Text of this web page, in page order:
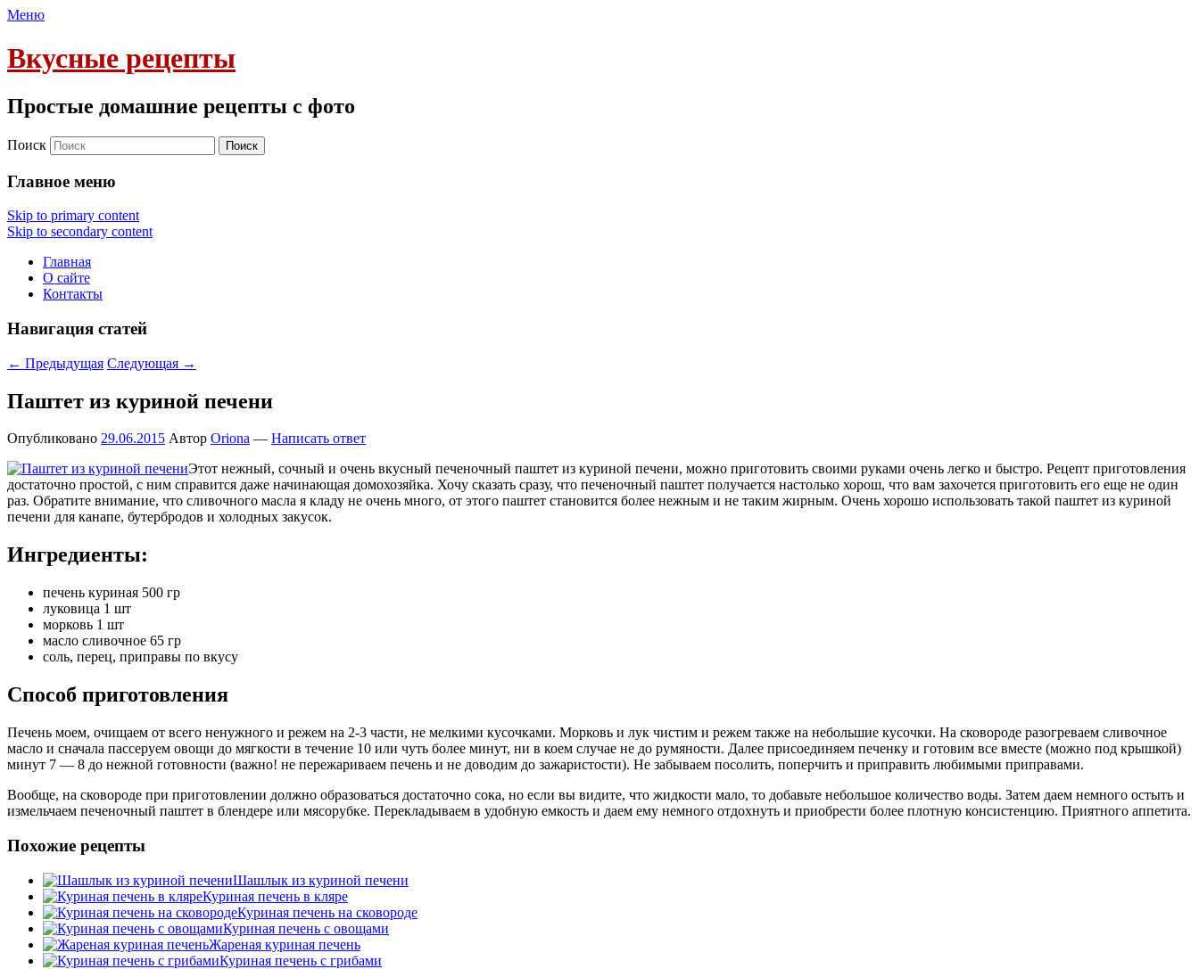
Меню
Вкусные рецепты
Простые домашние рецепты с фото
Поиск
Главное меню
Skip to primary content
Skip to secondary content
Главная
О сайте
Контакты
Навигация статей
← Предыдущая Следующая →
Паштет из куриной печени
Опубликовано 29.06.2015 Автор Oriona — Написать ответ
Этот нежный, сочный и очень вкусный печеночный паштет из куриной печени, можно приготовить своими руками очень легко и быстро. Рецепт приготовления
достаточно простой, с ним справится даже начинающая домохозяйка. Хочу сказать сразу, что печеночный паштет получается настолько хорош, что вам захочется приготовить его еще не один
раз. Обратите внимание, что сливочного масла я кладу не очень много, от этого паштет становится более нежным и не таким жирным. Очень хорошо использовать такой паштет из куриной
печени для канапе, бутербродов и холодных закусок.
Ингредиенты:
печень куриная 500 гр
луковица 1 шт
морковь 1 шт
масло сливочное 65 гр
соль, перец, приправы по вкусу
Способ приготовления
Печень моем, очищаем от всего ненужного и режем на 2-3 части, не мелкими кусочками. Морковь и лук чистим и режем также на небольшие кусочки. На сковороде разогреваем сливочное
масло и сначала пассеруем овощи до мягкости в течение 10 или чуть более минут, ни в коем случае не до румяности. Далее присоединяем печенку и готовим все вместе (можно под крышкой)
минут 7 — 8 до нежной готовности (важно! не пережариваем печень и не доводим до зажаристости). Не забываем посолить, поперчить и приправить любимыми приправами.
Вообще, на сковороде при приготовлении должно образоваться достаточно сока, но если вы видите, что жидкости мало, то добавьте небольшое количество воды. Затем даем немного остыть и
измельчаем печеночный паштет в блендере или мясорубке. Перекладываем в удобную емкость и даем ему немного отдохнуть и приобрести более плотную консистенцию. Приятного аппетита.
Похожие рецепты
Шашлык из куриной печени
Куриная печень в кляре
Куриная печень на сковороде
Куриная печень с овощами
Жареная куриная печень
Куриная печень с грибами